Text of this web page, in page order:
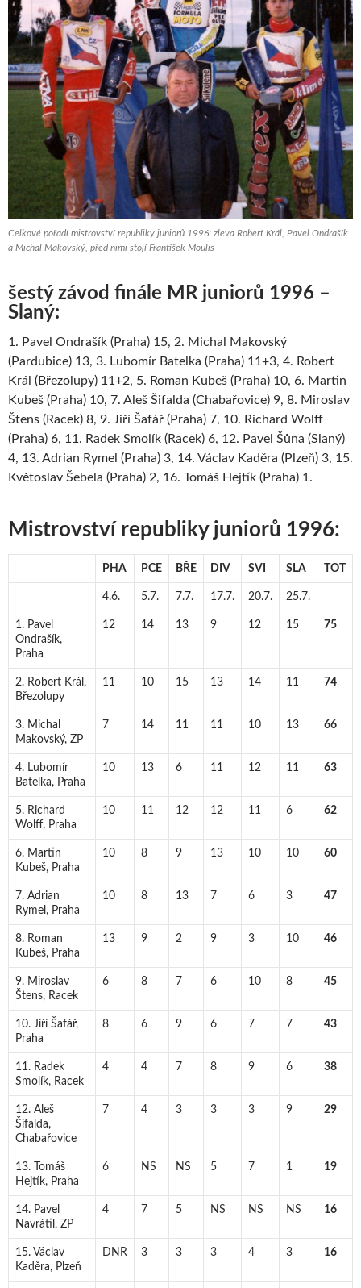
Celkové pořadí mistrovství republiky juniorů 1996: zleva Robert Král, Pavel Ondrašík
a Michal Makovský, před nimi stojí František Moulis
šestý závod finále MR juniorů 1996 –
Slaný:
1. Pavel Ondrašík (Praha) 15, 2. Michal Makovský
(Pardubice) 13, 3. Lubomír Batelka (Praha) 11+3, 4. Robert
Král (Březolupy) 11+2, 5. Roman Kubeš (Praha) 10, 6. Martin
Kubeš (Praha) 10, 7. Aleš Šifalda (Chabařovice) 9, 8. Miroslav
Štens (Racek) 8, 9. Jiří Šafář (Praha) 7, 10. Richard Wolff
(Praha) 6, 11. Radek Smolík (Racek) 6, 12. Pavel Šůna (Slaný)
4, 13. Adrian Rymel (Praha) 3, 14. Václav Kaděra (Plzeň) 3, 15.
Květoslav Šebela (Praha) 2, 16. Tomáš Hejtík (Praha) 1.
Mistrovství republiky juniorů 1996:
PHA PCE BŘE DIV SVI SLA TOT
4.6. 5.7. 7.7. 17.7. 20.7. 25.7.
1. Pavel
Ondrašík,
Praha
12 14 13 9 12 15 75
2. Robert Král,
Březolupy
11 10 15 13 14 11 74
3. Michal
Makovský, ZP
7 14 11 11 10 13 66
4. Lubomír
Batelka, Praha
10 13 6 11 12 11 63
5. Richard
Wolff, Praha
10 11 12 12 11 6 62
6. Martin
Kubeš, Praha
10 8 9 13 10 10 60
7. Adrian
Rymel, Praha
10 8 13 7 6 3 47
8. Roman
Kubeš, Praha
13 9 2 9 3 10 46
9. Miroslav
Štens, Racek
6 8 7 6 10 8 45
10. Jiří Šafář,
Praha
8 6 9 6 7 7 43
11. Radek
Smolík, Racek
4 4 7 8 9 6 38
12. Aleš
Šifalda,
Chabařovice
7 4 3 3 3 9 29
13. Tomáš
Hejtík, Praha
6 NS NS 5 7 1 19
14. Pavel
Navrátil, ZP
4 7 5 NS NS NS 16
15. Václav
Kaděra, Plzeň
DNR 3 3 3 4 3 16